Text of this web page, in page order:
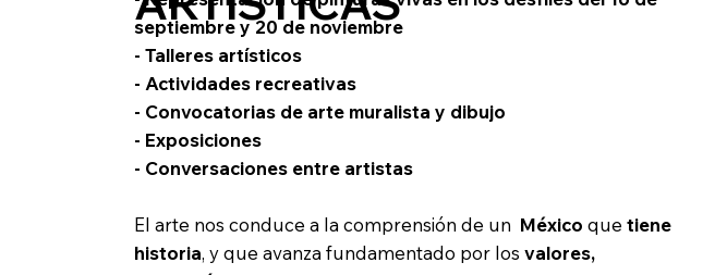
septiembre y 20 de noviembre
- Talleres artísticos
- Actividades recreativas
- Convocatorias de arte muralista y dibujo
- Exposiciones
- Conversaciones entre artistas
El arte nos conduce a la comprensión de un México que tiene
historia, y que avanza fundamentado por los valores,